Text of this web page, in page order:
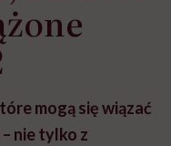
mogą się wiązać
nie tylko z